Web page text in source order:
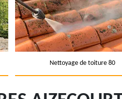
Nettoyage de toiture 80